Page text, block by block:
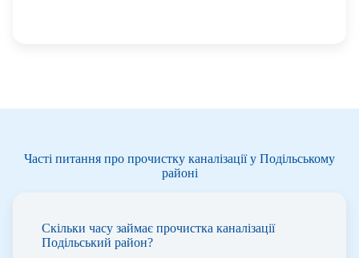
Часті питання про прочистку каналізації у Подільському
районі
Скільки часу займає прочистка каналізації
Подільський район?